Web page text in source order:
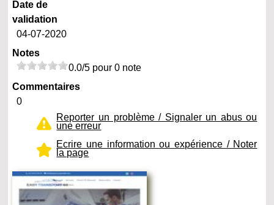
Date de
validation
04-07-2020
Notes
0.0/5 pour 0 note
Commentaires
0
Reporter un problème / Signaler un abus ou
une erreur
Ecrire une information ou expérience / Noter
la page